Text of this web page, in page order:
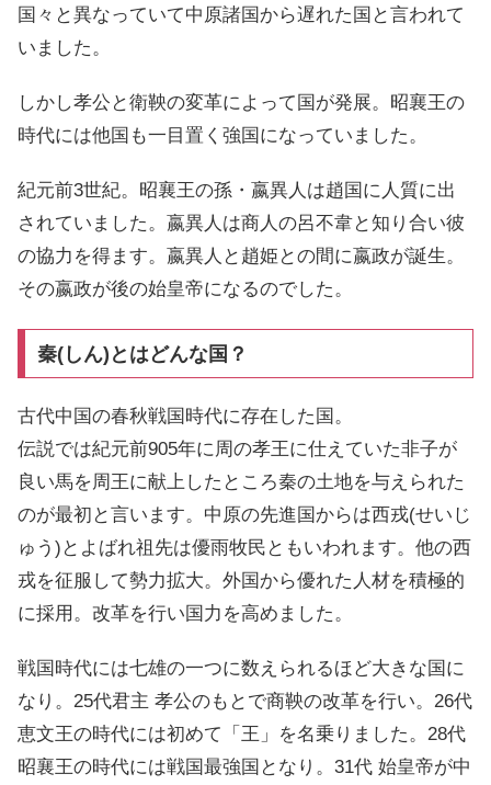
国々と異なっていて中原諸国から遅れた国と言われて
いました。
しかし孝公と衛鞅の変革によって国が発展。昭襄王の
時代には他国も一目置く強国になっていました。
紀元前3世紀。昭襄王の孫・嬴異人は趙国に人質に出
されていました。嬴異人は商人の呂不韋と知り合い彼
の協力を得ます。嬴異人と趙姫との間に嬴政が誕生。
その嬴政が後の始皇帝になるのでした。
秦(しん)とはどんな国？
古代中国の春秋戦国時代に存在した国。
伝説では紀元前905年に周の孝王に仕えていた非子が
良い馬を周王に献上したところ秦の土地を与えられた
のが最初と言います。中原の先進国からは西戎(せいじ
ゅう)とよばれ祖先は優雨牧民ともいわれます。他の西
戎を征服して勢力拡大。外国から優れた人材を積極的
に採用。改革を行い国力を高めました。
戦国時代には七雄の一つに数えられるほど大きな国に
なり。25代君主 孝公のもとで商鞅の改革を行い。26代
恵文王の時代には初めて「王」を名乗りました。28代
昭襄王の時代には戦国最強国となり。31代 始皇帝が中